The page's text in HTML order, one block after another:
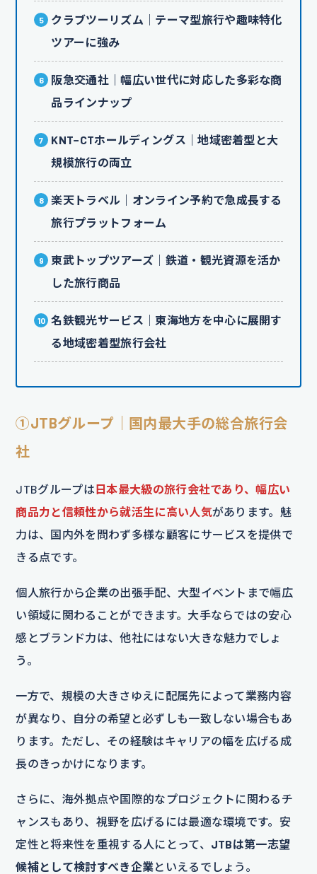
クラブツーリズム｜テーマ型旅行や趣味特化
ツアーに強み
阪急交通社｜幅広い世代に対応した多彩な商
品ラインナップ
KNT−CTホールディングス｜地域密着型と大
規模旅行の両立
楽天トラベル｜オンライン予約で急成長する
旅行プラットフォーム
東武トップツアーズ｜鉄道・観光資源を活か
した旅行商品
名鉄観光サービス｜東海地方を中心に展開す
る地域密着型旅行会社
①JTBグループ｜国内最大手の総合旅行会
社
JTBグループは日本最大級の旅行会社であり、幅広い
商品力と信頼性から就活生に高い人気があります。魅
力は、国内外を問わず多様な顧客にサービスを提供で
きる点です。
個人旅行から企業の出張手配、大型イベントまで幅広
い領域に関わることができます。大手ならではの安心
感とブランド力は、他社にはない大きな魅力でしょ
う。
一方で、規模の大きさゆえに配属先によって業務内容
が異なり、自分の希望と必ずしも一致しない場合もあ
ります。ただし、その経験はキャリアの幅を広げる成
長のきっかけになります。
さらに、海外拠点や国際的なプロジェクトに関わるチ
ャンスもあり、視野を広げるには最適な環境です。安
定性と将来性を重視する人にとって、 JTBは第一志望
候補として検討すべき企業といえるでしょう。